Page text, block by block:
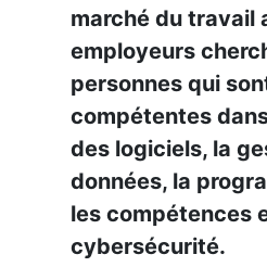
marché du travail
employeurs
personnes qui
compétentes
des logiciels, la
données, la
les compétences
cybersécurité.